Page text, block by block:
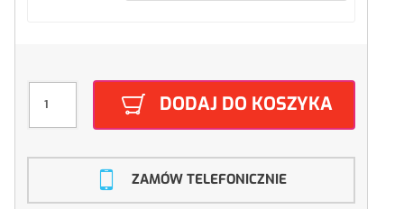
DODAJ DO KOSZYKA
ZAMÓW TELEFONICZNIE